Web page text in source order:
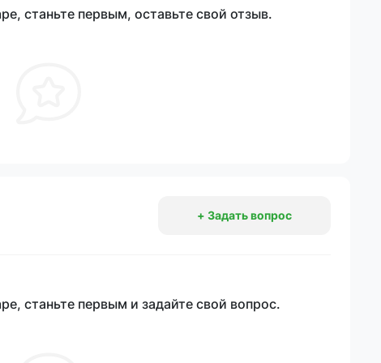
станьте первым, оставьте свой отзыв.
+ Задать вопрос
станьте первым и задайте свой вопрос.